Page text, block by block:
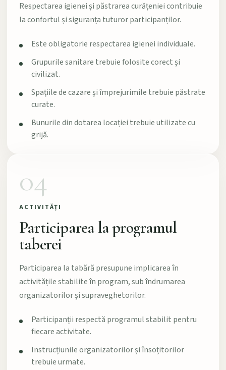
Respectarea igienei și păstrarea curățeniei contribuie
la confortul și siguranța tuturor participanților.
Este obligatorie respectarea igienei individuale.
Grupurile sanitare trebuie folosite corect și
civilizat.
Spațiile de cazare și împrejurimile trebuie păstrate
curate.
Bunurile din dotarea locației trebuie utilizate cu
grijă.
04
ACTIVITĂȚI
Participarea la programul
taberei
Participarea la tabără presupune implicarea în
activitățile stabilite în program, sub îndrumarea
organizatorilor și supraveghetorilor.
Participanții respectă programul stabilit pentru
fiecare activitate.
Instrucțiunile organizatorilor și însoțitorilor
trebuie urmate.